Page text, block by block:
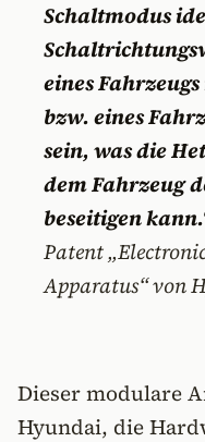
Schaltmodus
eines
bzw. eines
sein, was die
dem Fahrzeug
beseitigen
Patent
Apparatus“ von
Dieser modulare
Hyundai, die